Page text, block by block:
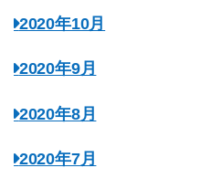
2020年10月
2020年9月
2020年8月
2020年7月